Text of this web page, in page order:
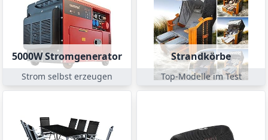
5000W Stromgenerator
Strom selbst erzeugen
Strandkörbe
Top-Modelle im Test